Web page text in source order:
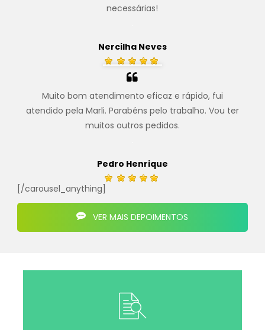
necessárias!
Nercilha Neves
Muito bom atendimento eficaz e rápido, fui
atendido pela Marli. Parabéns pelo trabalho. Vou ter
muitos outros pedidos.
Pedro Henrique
[/carousel_anything]
VER MAIS DEPOIMENTOS